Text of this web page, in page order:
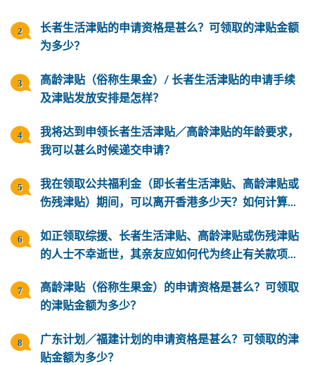
长者生活津贴的申请资格是甚么？可领取的津贴金额
为多少？
高龄津贴（俗称生果金）/ 长者生活津贴的申请手续
及津贴发放安排是怎样？
我将达到申领长者生活津贴／高龄津贴的年龄要求，
我可以甚么时候递交申请？
我在领取公共福利金（即长者生活津贴、高龄津贴或
伤残津贴）期间，可以离开香港多少天？如何计算...
如正领取综援、长者生活津贴、高龄津贴或伤残津贴
的人士不幸逝世，其亲友应如何代为终止有关款项...
高龄津贴（俗称生果金）的申请资格是甚么？可领取
的津贴金额为多少？
广东计划／福建计划的申请资格是甚么？可领取的津
贴金额为多少？